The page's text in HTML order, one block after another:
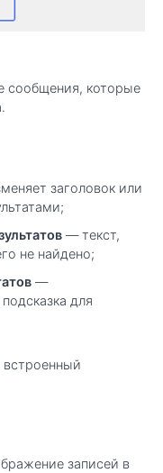
сообщения, которые
заголовок или
— текст,
не найдено;
—
для
записей в